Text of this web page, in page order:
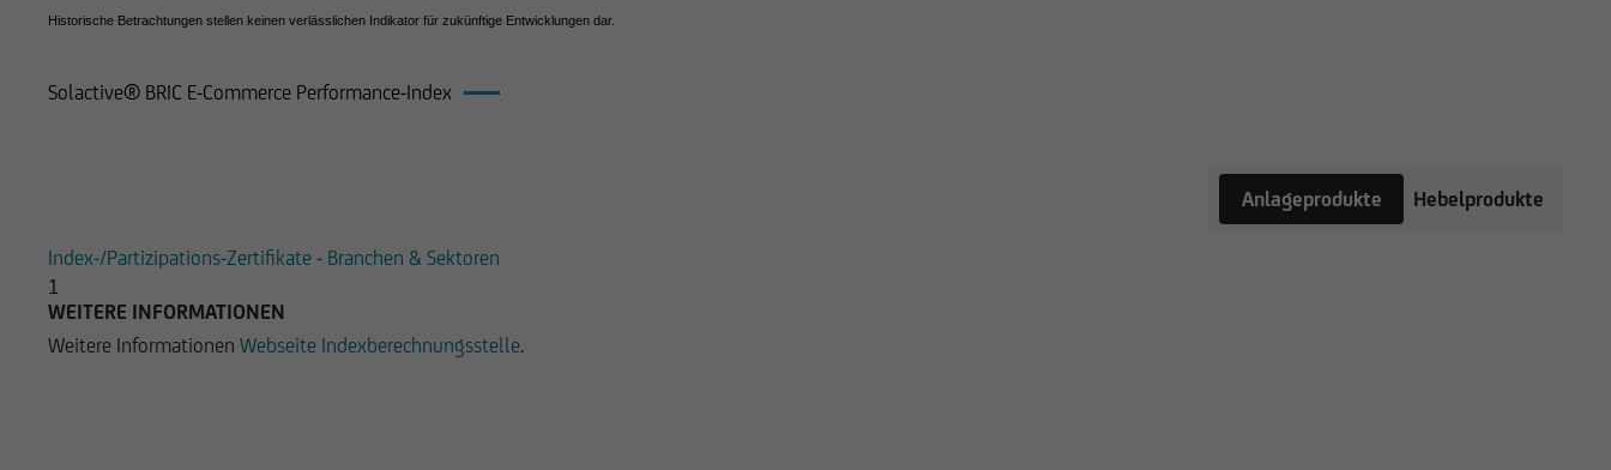
Historische Betrachtungen stellen keinen verlässlichen Indikator für zukünftige Entwicklungen dar.
Solactive® BRIC E-Commerce Performance-Index
Anlageprodukte Hebelprodukte
Index-/Partizipations-Zertifikate - Branchen & Sektoren
1
WEITERE INFORMATIONEN
Weitere Informationen Webseite Indexberechnungsstelle.